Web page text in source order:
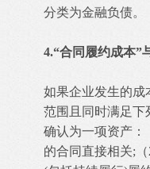
分类为金融负债。
4.“合同履约成本”
如果企业发生的成
范围且同时满足下
确认为一项资产：
的合同直接相关;